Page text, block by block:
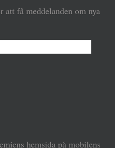
att få meddelanden om nya
hemsida på mobilens